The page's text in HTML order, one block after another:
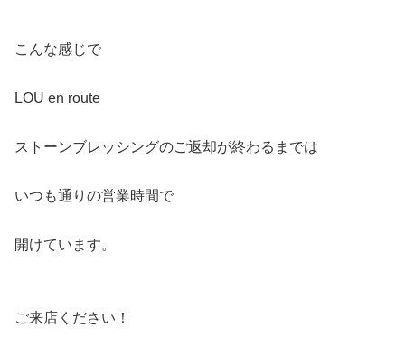
こんな感じで
LOU en route
ストーンブレッシングのご返却が終わるまでは
いつも通りの営業時間で
開けています。
ご来店ください！